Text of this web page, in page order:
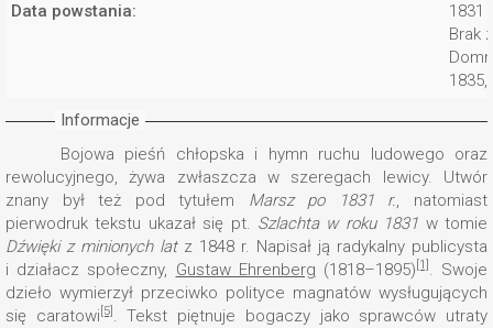
Data powstania:
1831
Brak
1835,
Informacje
Bojowa pieśń chłopska i hymn ruchu ludowego oraz
rewolucyjnego, żywa zwłaszcza w szeregach lewicy. Utwór
znany był też pod tytułem Marsz po 1831 r., natomiast
pierwodruk tekstu ukazał się pt. Szlachta w roku 1831 w tomie
Dźwięki z minionych latz 1848 r. Napisał ją radykalny publicysta
i działacz społeczny, Gustaw Ehrenberg (1818–1895) [1] . Swoje
dzieło wymierzył przeciwko polityce magnatów wysługujących
się caratowi [5] . Tekst piętnuje bogaczy jako sprawców utraty